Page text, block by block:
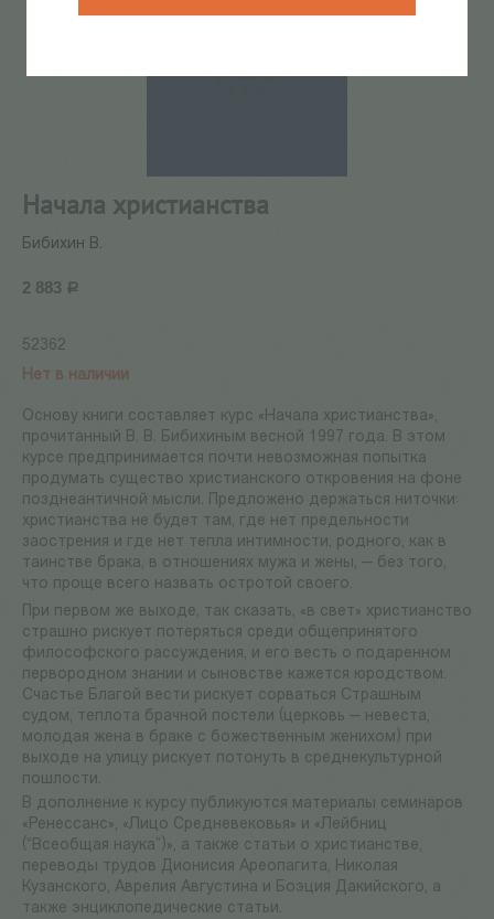
Начала христианства
Бибихин В.
2 883 Р
52362
Нет в наличии
Основу книги составляет курс «Начала христианства»,
прочитанный В. В. Бибихиным весной 1997 года. В этом
курсе предпринимается почти невозможная попытка
продумать существо христианского откровения на фоне
позднеантичной мысли. Предложено держаться ниточки:
христианства не будет там, где нет предельности
заострения и где нет тепла интимности, родного, как в
таинстве брака, в отношениях мужа и жены, — без того,
что проще всего назвать остротой своего.
При первом же выходе, так сказать, «в свет» христианство
страшно рискует потеряться среди общепринятого
философского рассуждения, и его весть о подаренном
первородном знании и сыновстве кажется юродством.
Счастье Благой вести рискует сорваться Страшным
судом, теплота брачной постели (церковь — невеста,
молодая жена в браке с божественным женихом) при
выходе на улицу рискует потонуть в среднекультурной
пошлости.
В дополнение к курсу публикуются материалы семинаров
«Ренессанс», «Лицо Средневековья» и «Лейбниц
(“Всеобщая наука”)», а также статьи о христианстве,
переводы трудов Дионисия Ареопагита, Николая
Кузанского, Аврелия Августина и Боэция Дакийского, а
также энциклопедические статьи.